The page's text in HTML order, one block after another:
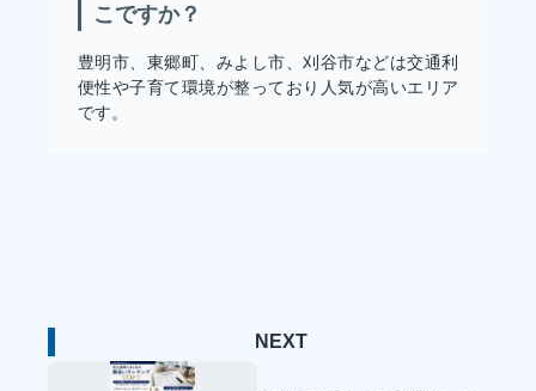
こですか？
豊明市、東郷町、みよし市、刈谷市などは交通利
便性や子育て環境が整っており人気が高いエリア
です。
NEXT